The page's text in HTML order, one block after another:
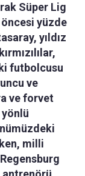
Süper Lig
yüzde
yıldız
futbolcusu
ve
ve forvet
milli